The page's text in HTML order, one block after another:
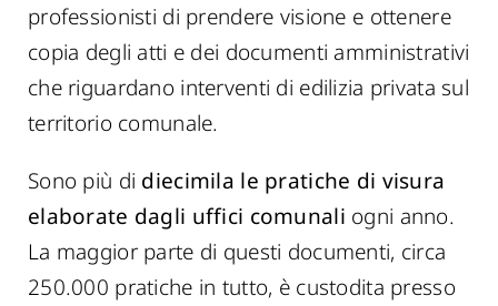
professionisti di prendere visione e ottenere
copia degli atti e dei documenti amministrativi
che riguardano interventi di edilizia privata sul
territorio comunale.
Sono più di diecimila le pratiche di visura
elaborate dagli uffici comunali ogni anno.
La maggior parte di questi documenti, circa
250.000 pratiche in tutto, è custodita presso